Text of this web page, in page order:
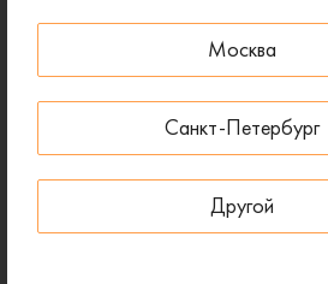
Москва
Санкт-Петербург
Другой
Оправы мужские Hugo серые
Мужские серые оправы Hugo
В нашем ассортименте
мужские оправы для очков Hugo.
вам модели у нас на сайте,